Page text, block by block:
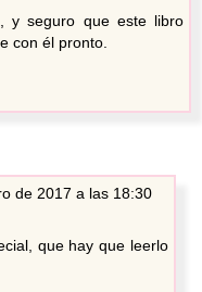
y seguro que este libro
con él pronto.
de 2017 a las 18:30
que hay que leerlo